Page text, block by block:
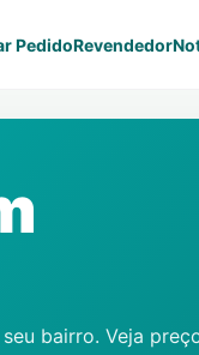
PedidoRevendedor
bairro. Veja